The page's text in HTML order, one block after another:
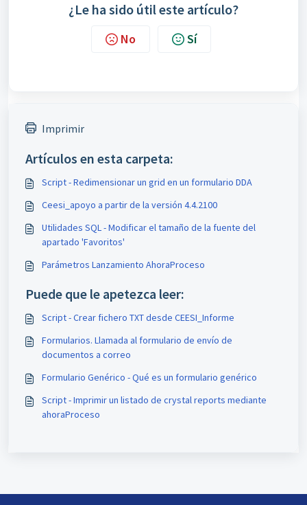
¿Le ha sido útil este artículo?
No Sí
Imprimir
Artículos en esta carpeta:
Script - Redimensionar un grid en un formulario DDA
Ceesi_apoyo a partir de la versión 4.4.2100
Utilidades SQL - Modificar el tamaño de la fuente del
apartado 'Favoritos'
Parámetros Lanzamiento AhoraProceso
Puede que le apetezca leer:
Script - Crear fichero TXT desde CEESI_Informe
Formularios. Llamada al formulario de envío de
documentos a correo
Formulario Genérico - Qué es un formulario genérico
Script - Imprimir un listado de crystal reports mediante
ahoraProceso